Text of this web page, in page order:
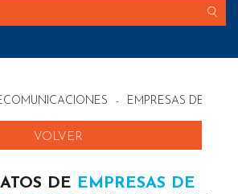
- EMPRESAS DE
VOLVER
DE EMPRESAS DE